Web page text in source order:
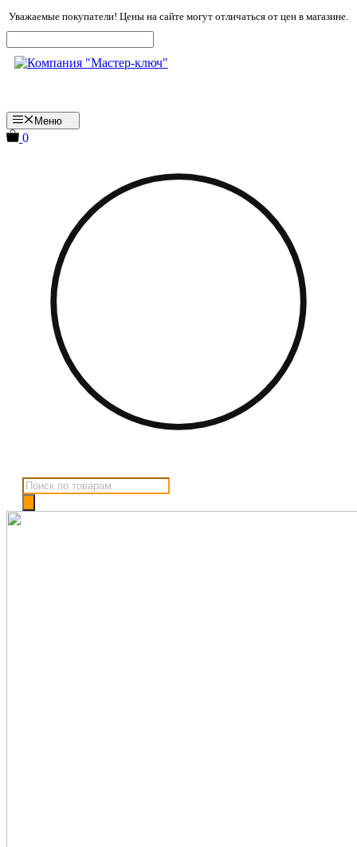
Перейти
к
содержимому
Уважаемые покупатели! Цены на сайте могут отличаться от цен в магазине.
Меню
0
Поиск
товаров